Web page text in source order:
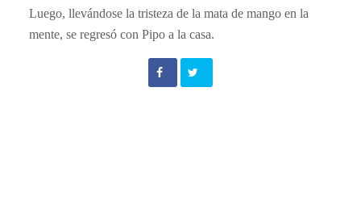
Luego, llevándose la tristeza de la mata de mango en la
mente, se regresó con Pipo a la casa.